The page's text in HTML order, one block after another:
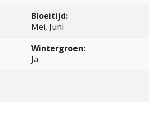
Bloeitijd:
Mei, Juni
Wintergroen:
Ja